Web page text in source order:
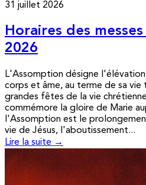
31 juillet 2026
Horaires des
2026
L'Assomption désigne
corps et âme, au terme de sa
grandes fêtes de la vie
commémore la gloire de Marie
l'Assomption est le
vie de Jésus, l'aboutissement...
Lire la suite →